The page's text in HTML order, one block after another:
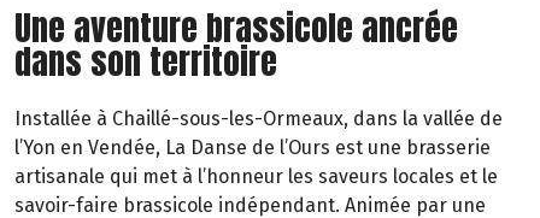
Une aventure brassicole ancrée
dans son territoire
Installée à Chaillé-sous-les-Ormeaux, dans la vallée de
l’Yon en Vendée, La Danse de l’Ours est une brasserie
artisanale qui met à l’honneur les saveurs locales et le
savoir-faire brassicole indépendant. Animée par une